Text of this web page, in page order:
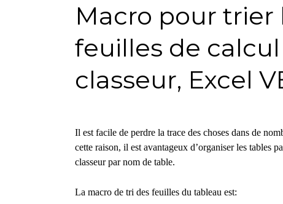
Macro pour trier
feuilles de
classeur, Excel
Il est facile de perdre la trace des choses dans de
cette raison, il est avantageux d’organiser les tables
classeur par nom de table.
La macro de tri des feuilles du tableau est: